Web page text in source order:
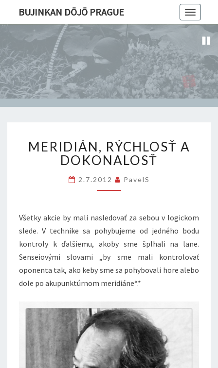
Toggle
BUJINKAN DŌJŌ PRAGUE
RÝCHLOSŤ
A
DOKONALOSŤ
MERIDIÁN, RÝCHLOSŤ A
DOKONALOSŤ
2.7.2012 PavelS
Všetky akcie by mali nasledovať za sebou v logickom
slede. V technike sa pohybujeme od jedného bodu
kontroly k ďalšiemu, akoby sme šplhali na lane.
Senseiovými slovami „by sme mali kontrolovať
oponenta tak, ako keby sme sa pohybovali hore alebo
dole po akupunktúrnom meridiáne“.*